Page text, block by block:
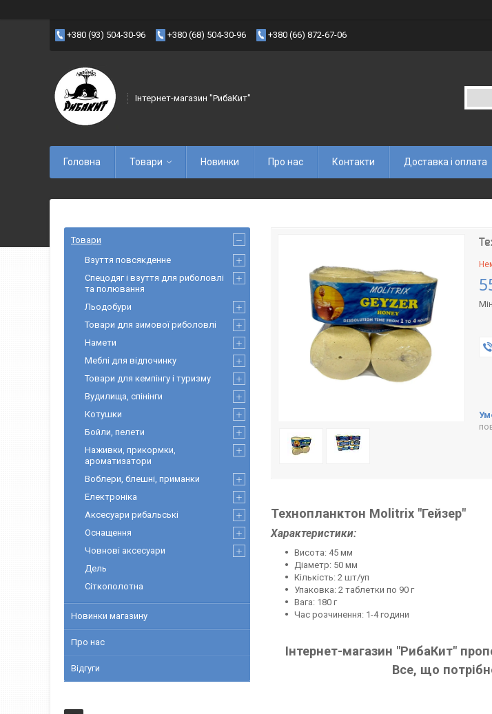
+380 (93) 504-30-96 +380 (68) 504-30-96 +380 (66) 872-67-06
Інтернет-магазин "РибаКит"
Головна Товари Новинки Про нас Контакти Доставка і оплата
Технопланктон Molitrix "Гейзер"
Характеристики:
Висота: 45 мм
Діаметр: 50 мм
Кількість: 2 шт/уп
Упаковка: 2 таблетки по 90 г
Вага: 180 г
Час розчинення: 1-4 години
Інтернет-магазин "РибаКит"
Все, що
Товари
Взуття повсякденне
Спецодяг і взуття для риболовлі
та полювання
Льодобури
Товари для зимової риболовлі
Намети
Меблі для відпочинку
Товари для кемпінгу і туризму
Вудилища, спінінги
Котушки
Бойли, пелети
Наживки, прикормки,
ароматизатори
Воблери, блешні, приманки
Електроніка
Аксесуари рибальські
Оснащення
Човнові аксесуари
Дель
Сіткополотна
Новинки магазину
Про нас
Відгуги